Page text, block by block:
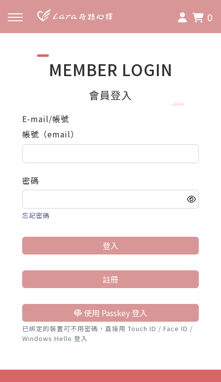
0
MEMBER LOGIN
會員登入
E-mail/帳號
帳號（email）
密碼
忘記密碼
登入
註冊
使用 Passkey 登入
已綁定的裝置可不用密碼，直接用 Touch ID / Face ID /
Windows Hello 登入